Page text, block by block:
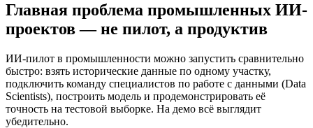
Главная проблема промышленных ИИ-
проектов — не пилот, а продуктив
ИИ-пилот в промышленности можно запустить сравнительно
быстро: взять исторические данные по одному участку,
подключить команду специалистов по работе с данными (Data
Scientists), построить модель и продемонстрировать её
точность на тестовой выборке. На демо всё выглядит
убедительно.